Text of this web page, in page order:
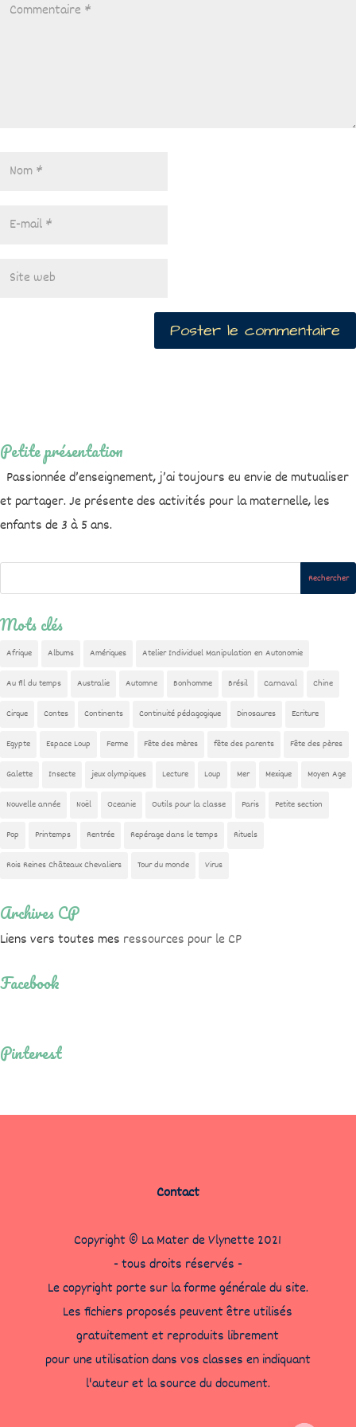
Petite présentation
Passionnée d’enseignement, j’ai toujours eu envie de mutualiser
et partager. Je présente des activités pour la maternelle, les
enfants de 3 à 5 ans.
Mots clés
Afrique Albums Amériques Atelier Individuel Manipulation en Autonomie
Au fil du temps Australie Automne Bonhomme Brésil Carnaval Chine
Cirque Contes Continents Continuité pédagogique Dinosaures Ecriture
Egypte Espace Loup Ferme Fête des mères fête des parents Fête des pères
Galette Insecte jeux olympiques Lecture Loup Mer Mexique Moyen Age
Nouvelle année Noël Oceanie Outils pour la classe Paris Petite section
Pop Printemps Rentrée Repérage dans le temps Rituels
Rois Reines Châteaux Chevaliers Tour du monde Virus
Archives CP
Liens vers toutes mes ressources pour le CP
Facebook
Pinterest
Contact
Copyright © La Mater de Vlynette 2021
- tous droits réservés -
Le copyright porte sur la forme générale du site.
Les fichiers proposés peuvent être utilisés
gratuitement et reproduits librement
pour une utilisation dans vos classes en indiquant
l'auteur et la source du document.